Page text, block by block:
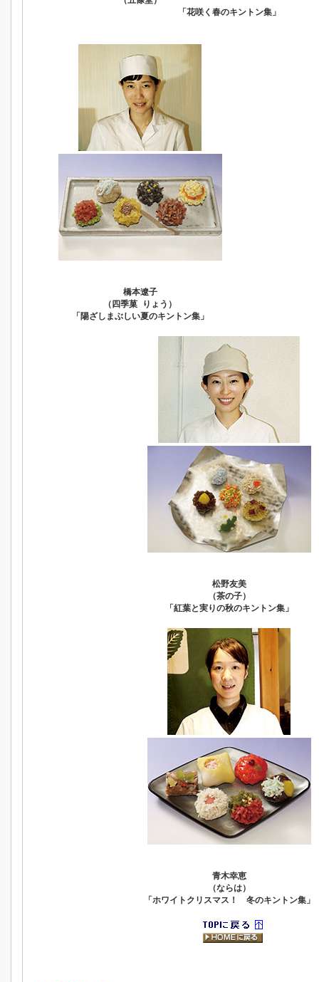
「花咲く春のキントン集」
橋本遼子
（四季菓 りょう）
「陽ざしまぶしい夏のキントン集」
松野友美
（茶の子）
「紅葉と実りの秋のキントン集」
青木幸恵
（ならは）
「ホワイトクリスマス！ 冬のキントン集」